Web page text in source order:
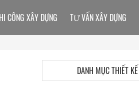
CÔNG XÂY DỰNG TƯ VẤN XÂY DỰNG
DANH MỤC THIẾT KẾ